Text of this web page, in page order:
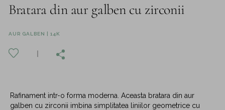
Bratara din aur galben cu zirconii
AUR GALBEN | 14K
Rafinament intr-o forma moderna. Aceasta bratara din aur
galben cu zirconii imbina simplitatea liniilor geometrice cu